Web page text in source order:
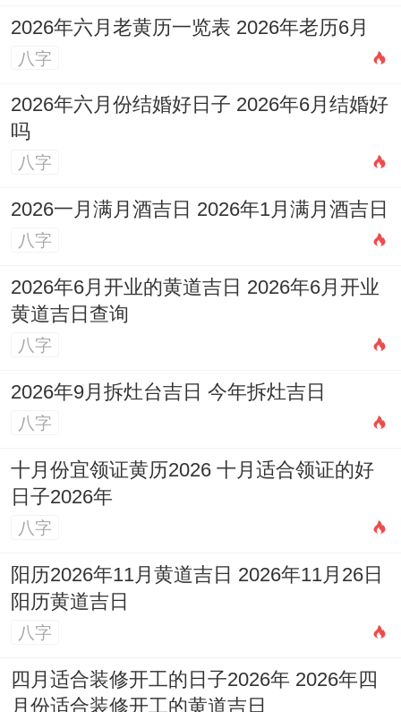
2026年六月老黄历一览表 2026年老历6月
八字
2026年六月份结婚好日子 2026年6月结婚好
吗
八字
2026一月满月酒吉日 2026年1月满月酒吉日
八字
2026年6月开业的黄道吉日 2026年6月开业
黄道吉日查询
八字
2026年9月拆灶台吉日 今年拆灶吉日
八字
十月份宜领证黄历2026 十月适合领证的好
日子2026年
八字
阳历2026年11月黄道吉日 2026年11月26日
阳历黄道吉日
八字
四月适合装修开工的日子2026年 2026年四
月份适合装修开工的黄道吉日